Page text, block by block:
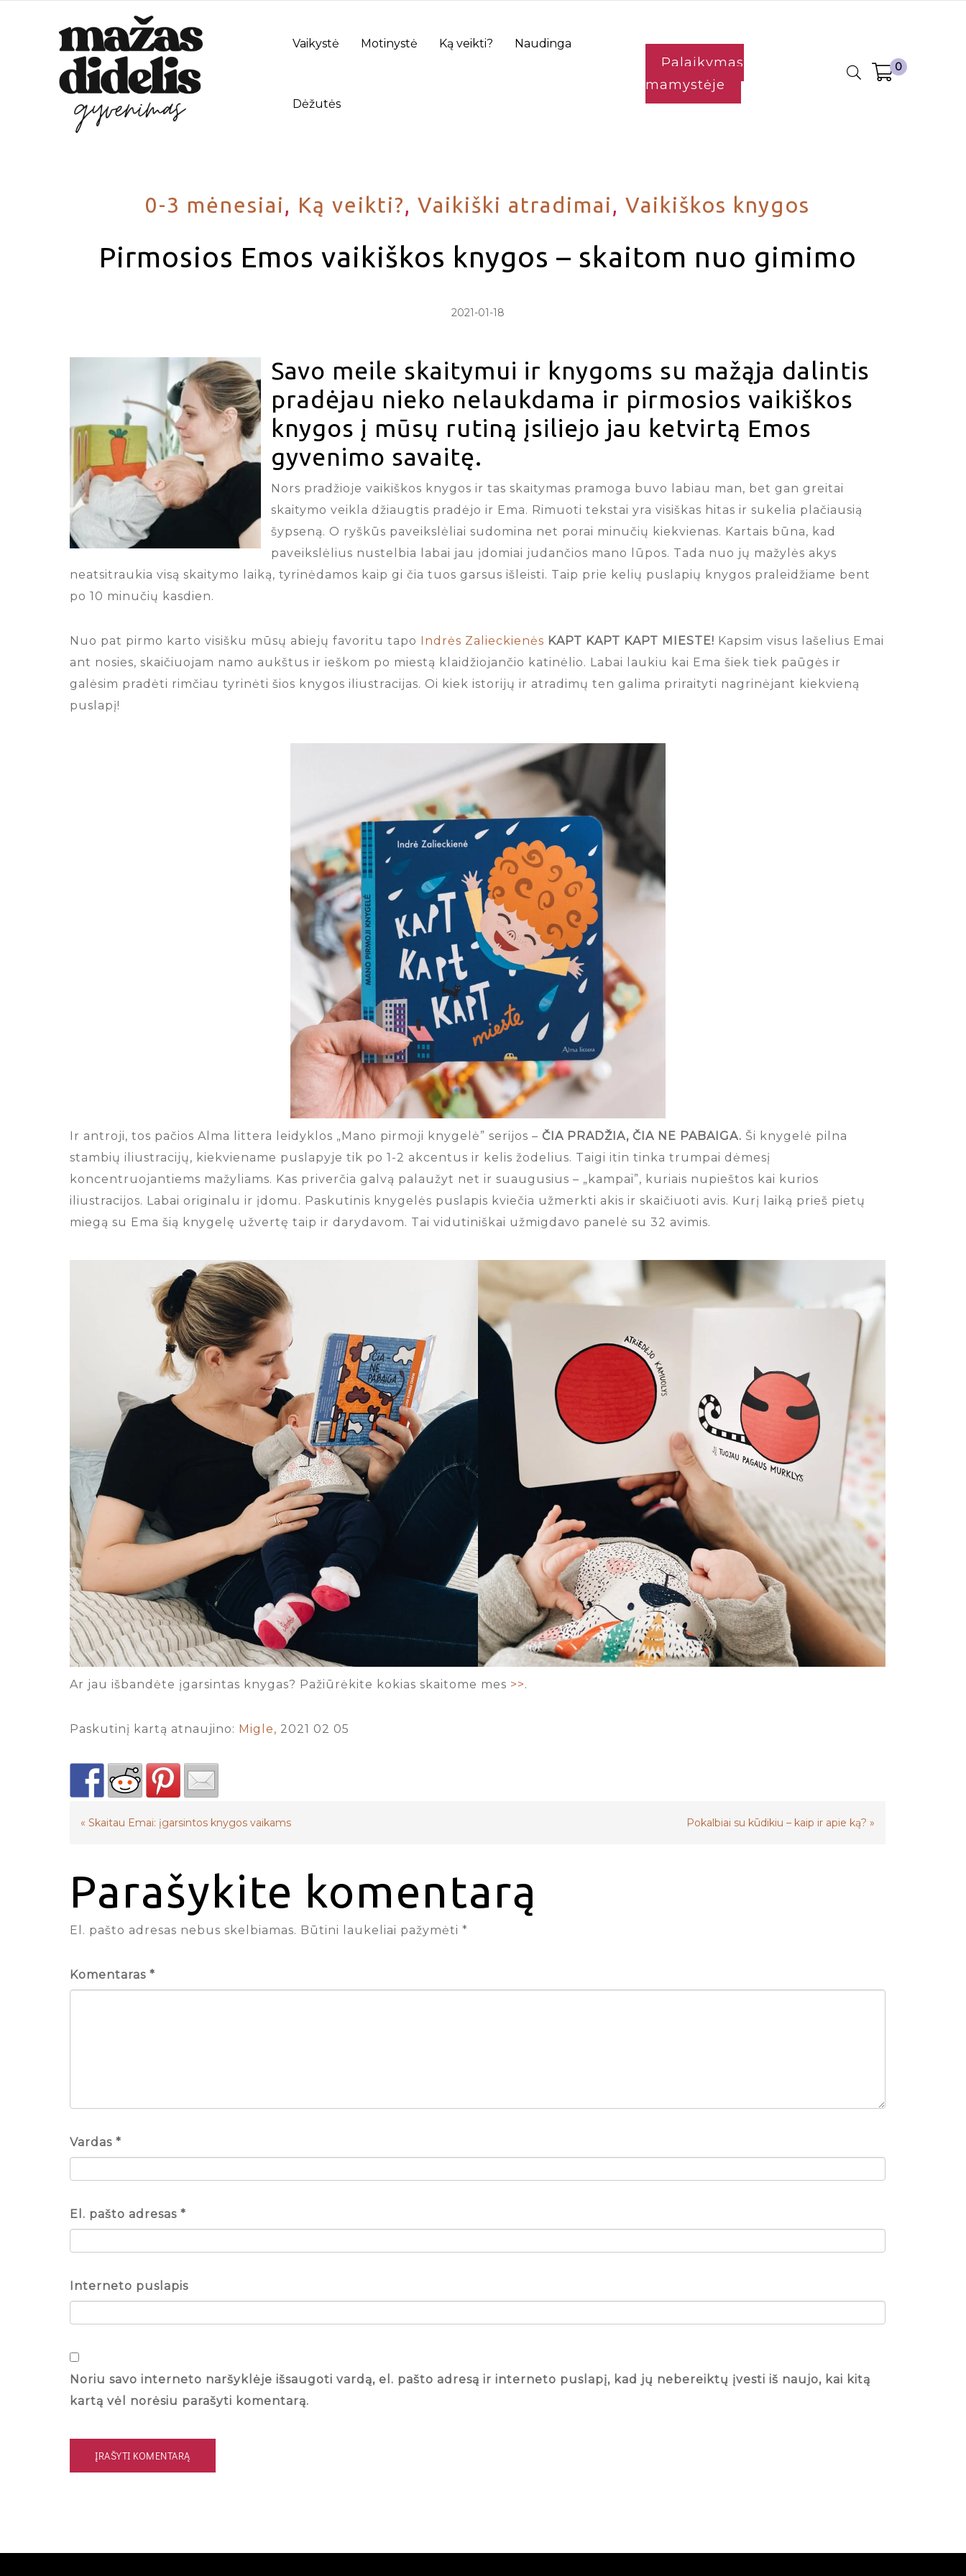
Vaikystė Motinystė Ką veikti? Naudinga
Dėžutės
Palaikymas
mamystėje
0
0-3 mėnesiai, Ką veikti?, Vaikiški atradimai, Vaikiškos knygos
Pirmosios Emos vaikiškos knygos – skaitom nuo gimimo
2021-01-18
Savo meile skaitymui ir knygoms su mažąja dalintis
pradėjau nieko nelaukdama ir pirmosios vaikiškos
knygos į mūsų rutiną įsiliejo jau ketvirtą Emos
gyvenimo savaitę.
Nors pradžioje vaikiškos knygos ir tas skaitymas pramoga buvo labiau man, bet gan greitai
skaitymo veikla džiaugtis pradėjo ir Ema. Rimuoti tekstai yra visiškas hitas ir sukelia plačiausią
šypseną. O ryškūs paveikslėliai sudomina net porai minučių kiekvienas. Kartais būna, kad
paveikslėlius nustelbia labai jau įdomiai judančios mano lūpos. Tada nuo jų mažylės akys
neatsitraukia visą skaitymo laiką, tyrinėdamos kaip gi čia tuos garsus išleisti. Taip prie kelių puslapių knygos praleidžiame bent
po 10 minučių kasdien.
Nuo pat pirmo karto visišku mūsų abiejų favoritu tapo Indrės Zalieckienės KAPT KAPT KAPT MIESTE! Kapsim visus lašelius Emai
ant nosies, skaičiuojam namo aukštus ir ieškom po miestą klaidžiojančio katinėlio. Labai laukiu kai Ema šiek tiek paūgės ir
galėsim pradėti rimčiau tyrinėti šios knygos iliustracijas. Oi kiek istorijų ir atradimų ten galima priraityti nagrinėjant kiekvieną
puslapį!
Ir antroji, tos pačios Alma littera leidyklos „Mano pirmoji knygelė” serijos – ČIA PRADŽIA, ČIA NE PABAIGA. Ši knygelė pilna
stambių iliustracijų, kiekviename puslapyje tik po 1-2 akcentus ir kelis žodelius. Taigi itin tinka trumpai dėmesį
koncentruojantiems mažyliams. Kas priverčia galvą palaužyt net ir suaugusius – „kampai”, kuriais nupieštos kai kurios
iliustracijos. Labai originalu ir įdomu. Paskutinis knygelės puslapis kviečia užmerkti akis ir skaičiuoti avis. Kurį laiką prieš pietų
miegą su Ema šią knygelę užvertę taip ir darydavom. Tai vidutiniškai užmigdavo panelė su 32 avimis.
Ar jau išbandėte įgarsintas knygas? Pažiūrėkite kokias skaitome mes >>.
Paskutinį kartą atnaujino: Migle, 2021 02 05
« Skaitau Emai: įgarsintos knygos vaikams Pokalbiai su kūdikiu – kaip ir apie ką? »
Parašykite komentarą
El. pašto adresas nebus skelbiamas. Būtini laukeliai pažymėti *
Komentaras *
Vardas *
El. pašto adresas *
Interneto puslapis
Noriu savo interneto naršyklėje išsaugoti vardą, el. pašto adresą ir interneto puslapį, kad jų nebereiktų įvesti iš naujo, kai kitą
kartą vėl norėsiu parašyti komentarą.